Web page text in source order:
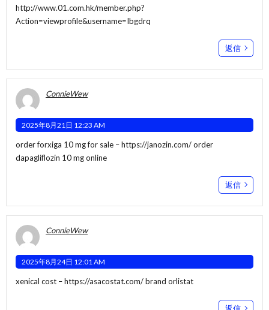
http://www.01.com.hk/member.php?
Action=viewprofile&username=Ibgdrq
返信
ConnieWew
2025年8月21日 12:23 AM
order forxiga 10 mg for sale –https://janozin.com/order
dapagliflozin 10 mg online
返信
ConnieWew
2025年8月24日 12:01 AM
xenical cost –https://asacostat.com/brand orlistat
返信